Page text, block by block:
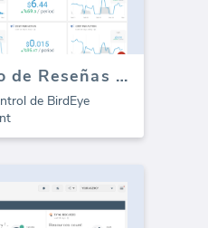
BirdEye Tablero de Reseñas en línea
de BirdEye